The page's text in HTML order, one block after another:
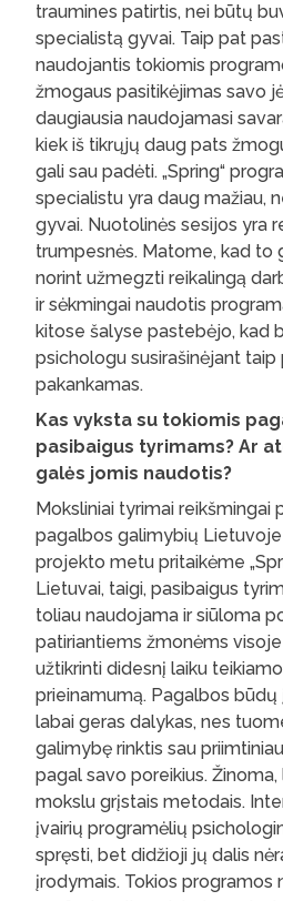
traumines patirtis, nei būtų
specialistą gyvai. Taip pat
naudojantis tokiomis
žmogaus pasitikėjimas savo
daugiausia naudojamasi
kiek iš tikrųjų daug pats
gali sau padėti. „Spring“
specialistu yra daug mažiau,
gyvai. Nuotolinės sesijos yra
trumpesnės. Matome, kad to
norint užmegzti reikalingą
ir sėkmingai naudotis
kitose šalyse pastebėjo, kad
psichologu susirašinėjant
pakankamas.
Kas vyksta su tokiomis
pasibaigus tyrimams? Ar
galės jomis naudotis?
Moksliniai tyrimai reikšmingai
pagalbos galimybių Lietuvoje
projekto metu pritaikėme
Lietuvai, taigi, pasibaigus
toliau naudojama ir siūloma
patiriantiems žmonėms
užtikrinti didesnį laiku
prieinamumą. Pagalbos
labai geras dalykas, nes
galimybę rinktis sau
pagal savo poreikius.
mokslu grįstais metodais.
įvairių programėlių
spręsti, bet didžioji jų dalis
įrodymais. Tokios programos